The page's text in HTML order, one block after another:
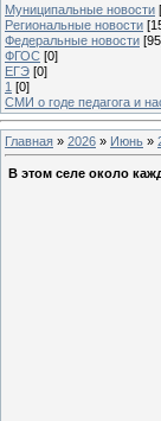
Муниципальные новости
Региональные новости
Федеральные новости
ФГОС [0]
ЕГЭ [0]
1 [0]
СМИ о годе педагога и
Главная » 2026 » Июнь »
В этом селе около